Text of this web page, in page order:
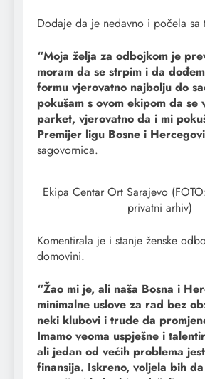
Dodaje da je nedavno i počela sa
“Moja želja za odbojkom je
moram da se strpim i da
formu vjerovatno najbolju do
pokušam s ovom ekipom da se
parket, vjerovatno da i mi
Premijer ligu Bosne i
sagovornica.
Ekipa Centar Ort Sarajevo
privatni arhiv)
Komentirala je i stanje ženske
domovini.
“Žao mi je, ali naša Bosna i
minimalne uslove za rad bez
neki klubovi i trude da
Imamo veoma uspješne i
ali jedan od većih problema
finansija. Iskreno, voljela bih